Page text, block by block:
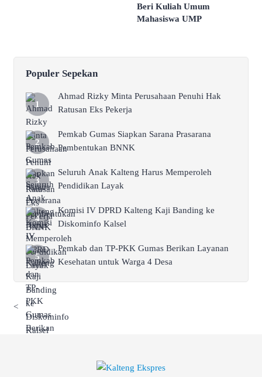
Beri Kuliah Umum
Mahasiswa UMP
Populer Sepekan
Ahmad Rizky Minta Perusahaan Penuhi Hak
Ratusan Eks Pekerja
Pemkab Gumas Siapkan Sarana Prasarana
Pembentukan BNNK
Seluruh Anak Kalteng Harus Memperoleh
Pendidikan Layak
Komisi IV DPRD Kalteng Kaji Banding ke
Diskominfo Kalsel
Pemkab dan TP-PKK Gumas Berikan Layanan
Kesehatan untuk Warga 4 Desa
<